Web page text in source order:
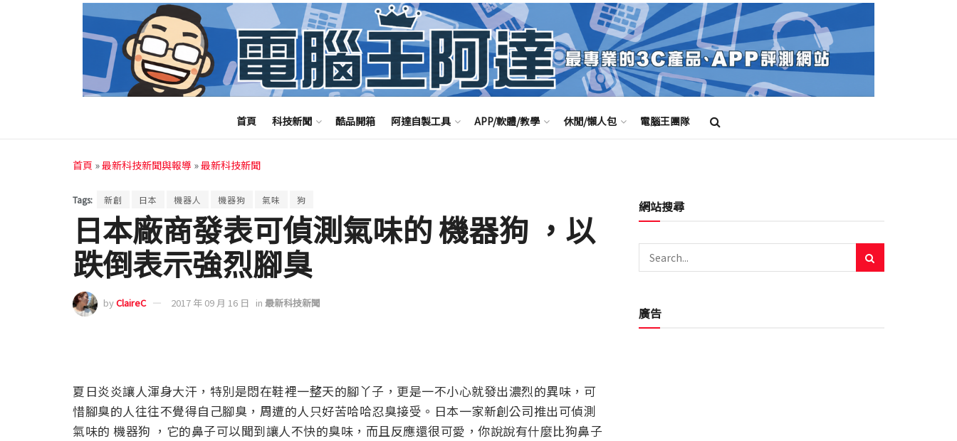
首頁 科技新聞 酷品開箱 阿達自製工具 APP/軟體/教學 休閒/懶人包 電腦王團隊
首頁 »最新科技新聞與報導 »最新科技新聞
Tags: 新創 日本 機器人 機器狗 氣味 狗
日本廠商發表可偵測氣味的 機器狗 ，以
跌倒表示強烈腳臭
byClaireC 2017 年 09 月 16 日 in 最新科技新聞
夏日炎炎讓人渾身大汗，特別是悶在鞋裡一整天的腳丫子，更是一不小心就發出濃烈的異味，可
惜腳臭的人往往不覺得自己腳臭，周遭的人只好苦哈哈忍臭接受。日本一家新創公司推出可偵測
氣味的 機器狗 ，它的鼻子可以聞到讓人不快的臭味，而且反應還很可愛，你說說有什麼比狗鼻子
網站搜尋
廣告